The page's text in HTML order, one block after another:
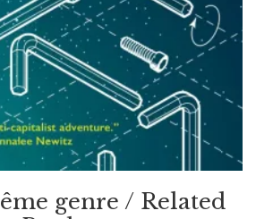
Science Fictiongenre / Related